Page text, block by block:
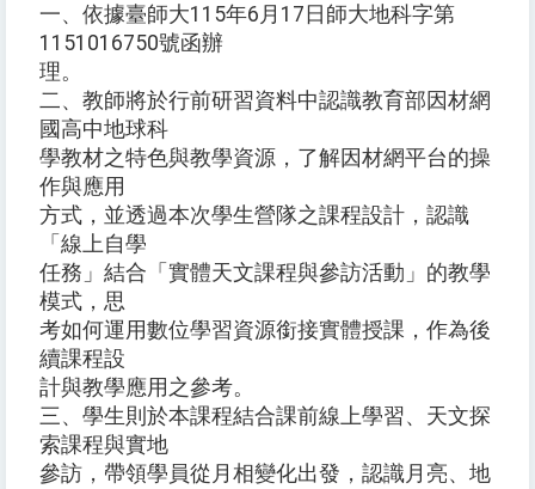
一、依據臺師大115年6月17日師大地科字第
1151016750號函辦
理。
二、教師將於行前研習資料中認識教育部因材網
國高中地球科
學教材之特色與教學資源，了解因材網平台的操
作與應用
方式，並透過本次學生營隊之課程設計，認識
「線上自學
任務」結合「實體天文課程與參訪活動」的教學
模式，思
考如何運用數位學習資源銜接實體授課，作為後
續課程設
計與教學應用之參考。
三、學生則於本課程結合課前線上學習、天文探
索課程與實地
參訪，帶領學員從月相變化出發，認識月亮、地